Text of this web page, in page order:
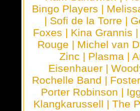
Bingo Players |
| Sofi de la Torre |
Foxes | Kina Grannis
Rouge | Michel van
Zinc | Plasma |
Eisenhauer |
Rochelle Band |
Porter Robinson |
Klangkarussell |The